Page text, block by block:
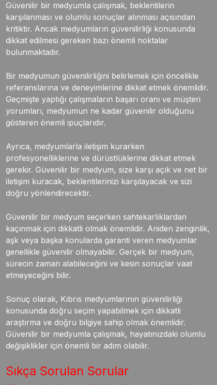
Güvenilir bir medyumla çalışmak, beklentilerin
karşılanması ve olumlu sonuçlar alınması açısından
kritiktir. Ancak medyumların güvenilirliği konusunda
dikkat edilmesi gereken bazı önemli noktalar
bulunmaktadır.
Bir medyumun güvenilirliğini belirlemek için öncelikle
referanslarına ve deneyimlerine dikkat etmek önemlidir.
Geçmişte yaptığı çalışmaların başarı oranı ve müşteri
yorumları, medyumun ne kadar güvenilir olduğunu
gösteren önemli ipuçlarıdır.
Ayrıca, medyumlarla iletişim kurarken
profesyonelliklerine ve dürüstlüklerine dikkat etmek
gerekir. Güvenilir bir medyum, size karşı açık ve net bir
iletişim kuracak, beklentilerinizi karşılayacak ve sizi
doğru yönlendirecektir.
Güvenilir bir medyum seçerken sahtekarlıklardan
kaçınmak için dikkatli olmak önemlidir. Aniden zenginlik,
aşk veya başka konularda garanti veren medyumlar
genellikle güvenilir olmayabilir. Gerçek bir medyum,
sürecin zaman alabileceğini ve kesin sonuçlar vaat
etmeyeceğini bilir.
Sonuç olarak, Kıbrıs medyumlarının güvenilirliği
konusunda doğru seçim yapabilmek için dikkatli
araştırma ve doğru bilgiye sahip olmak önemlidir.
Güvenilir bir medyumla çalışmak, hayatınızdaki olumlu
değişiklikler için önemli bir adım olabilir.
Sıkça Sorulan Sorular